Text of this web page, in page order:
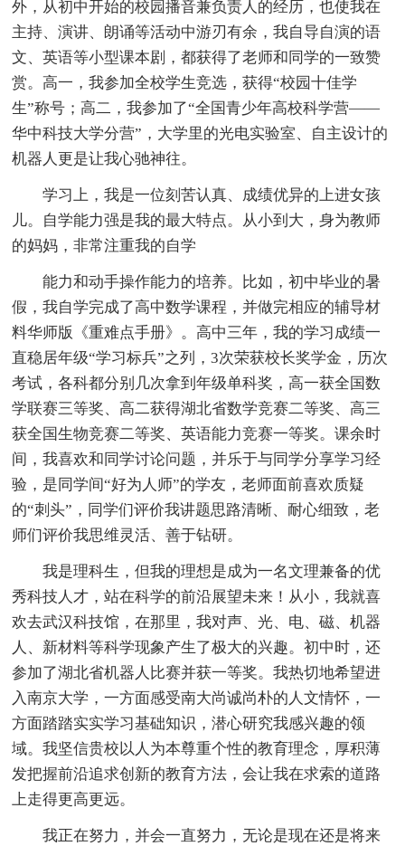
外，从初中开始的校园播音兼负责人的经历，也使我在
主持、演讲、朗诵等活动中游刃有余，我自导自演的语
文、英语等小型课本剧，都获得了老师和同学的一致赞
赏。高一，我参加全校学生竞选，获得“校园十佳学
生”称号；高二，我参加了“全国青少年高校科学营——
华中科技大学分营”，大学里的光电实验室、自主设计的
机器人更是让我心驰神往。
学习上，我是一位刻苦认真、成绩优异的上进女孩
儿。自学能力强是我的最大特点。从小到大，身为教师
的妈妈，非常注重我的自学
能力和动手操作能力的培养。比如，初中毕业的暑
假，我自学完成了高中数学课程，并做完相应的辅导材
料华师版《重难点手册》。高中三年，我的学习成绩一
直稳居年级“学习标兵”之列，3次荣获校长奖学金，历次
考试，各科都分别几次拿到年级单科奖，高一获全国数
学联赛三等奖、高二获得湖北省数学竞赛二等奖、高三
获全国生物竞赛二等奖、英语能力竞赛一等奖。课余时
间，我喜欢和同学讨论问题，并乐于与同学分享学习经
验，是同学间“好为人师”的学友，老师面前喜欢质疑
的“刺头”，同学们评价我讲题思路清晰、耐心细致，老
师们评价我思维灵活、善于钻研。
我是理科生，但我的理想是成为一名文理兼备的优
秀科技人才，站在科学的前沿展望未来！从小，我就喜
欢去武汉科技馆，在那里，我对声、光、电、磁、机器
人、新材料等科学现象产生了极大的兴趣。初中时，还
参加了湖北省机器人比赛并获一等奖。我热切地希望进
入南京大学，一方面感受南大尚诚尚朴的人文情怀，一
方面踏踏实实学习基础知识，潜心研究我感兴趣的领
域。我坚信贵校以人为本尊重个性的教育理念，厚积薄
发把握前沿追求创新的教育方法，会让我在求索的道路
上走得更高更远。
我正在努力，并会一直努力，无论是现在还是将来